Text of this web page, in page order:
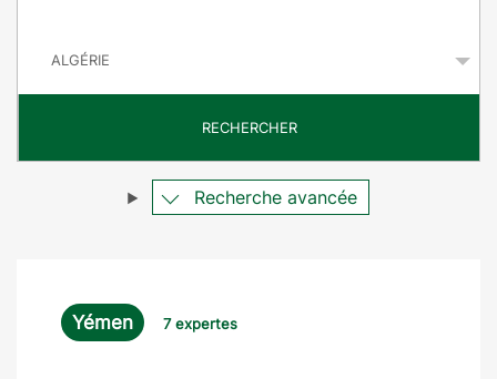
ê
e
RECHERCHER
Recherche avancée
Yémen 7 expertes